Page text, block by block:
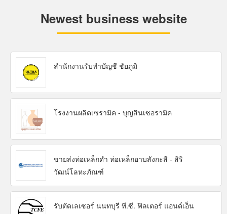
Newest business website
สำนักงานรับทำบัญชี ชัยภูมิ
โรงงานผลิตเซรามิค - บุญสินเซอรามิค
ขายส่งท่อเหล็กดำ ท่อเหล็กอาบสังกะสี - สิริ
วัฒน์โลหะภัณฑ์
รับตัดเลเซอร์ นนทบุรี ที.ซี. ฟิลเตอร์ แอนด์เอ็น